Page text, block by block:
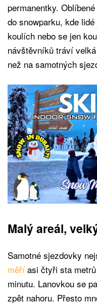
permanentky.
do snowparku, kde
koulích nebo se jen
návštěvníků tráví
než na samotných
Malý areál,
Samotné sjezdovky
měří asi čtyři sta
minutu. Lanovkou se
zpět nahoru. Přesto